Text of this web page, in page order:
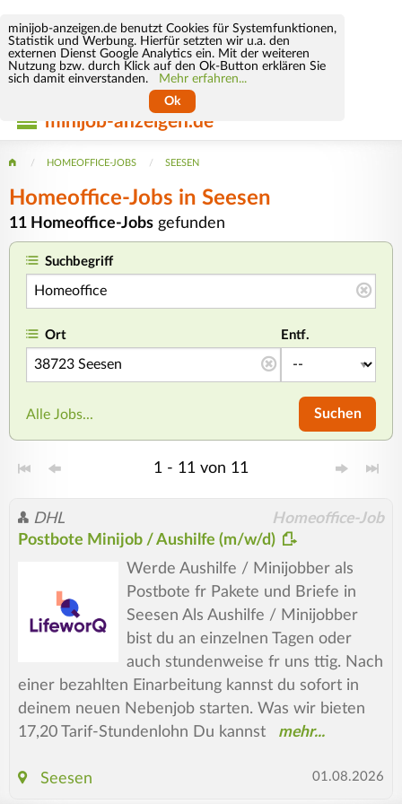
minijob-anzeigen.de benutzt Cookies für Systemfunktionen,
Statistik und Werbung. Hierfür setzten wir u.a. den
externen Dienst Google Analytics ein. Mit der weiteren
Nutzung bzw. durch Klick auf den Ok-Button erklären Sie
sich damit einverstanden.
Mehr erfahren...
Ok
minijob-anzeigen.de
HOMEOFFICE-JOBS SEESEN
Homeoffice-Jobs in Seesen
11 Homeoffice-Jobs gefunden
Suchbegriff
Ort Entf.
Alle Jobs... Suchen
1 - 11 von 11
DHL Homeoffice-Job
Postbote Minijob / Aushilfe (m/w/d)
Werde Aushilfe / Minijobber als
Postbote fr Pakete und Briefe in
Seesen Als Aushilfe / Minijobber
bist du an einzelnen Tagen oder
auch stundenweise fr uns ttig. Nach
einer bezahlten Einarbeitung kannst du sofort in
deinem neuen Nebenjob starten. Was wir bieten
17,20 Tarif-Stundenlohn Du kannst
Seesen 01.08.2026